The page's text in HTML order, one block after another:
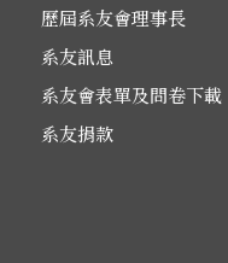
歷屆系友會理事長
系友訊息
系友會表單及問卷下載
系友捐款